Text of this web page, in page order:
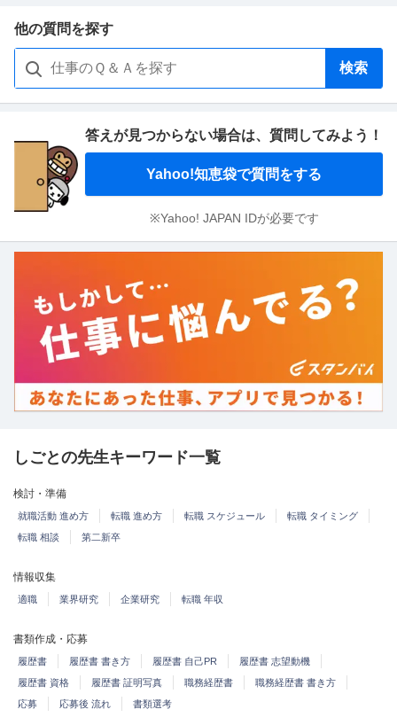
他の質問を探す
検索
答えが見つからない場合は、 質問してみよう！
Yahoo!知恵袋で質問をする
※Yahoo! JAPAN IDが必要です
しごとの先生キーワード一覧
検討・準備
就職活動 進め方 転職 進め方 転職 スケジュール
転職 タイミング
転職 相談
第二新卒
情報収集
適職 業界研究 企業研究 転職 年収
書類作成・応募
履歴書 履歴書 書き方 履歴書 自己PR
履歴書 志望動機
履歴書 資格
履歴書 証明写真 職務経歴書
職務経歴書 書き方
応募
応募後 流れ 書類選考